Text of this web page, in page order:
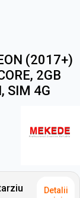
(2017+)
2GB
SIM 4G
Detalii